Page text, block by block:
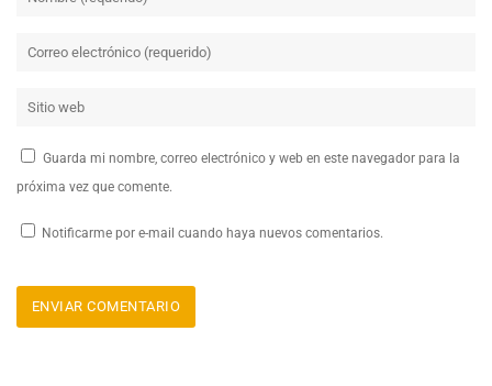
Guarda mi nombre, correo electrónico y web en este navegador para la
próxima vez que comente.
Notificarme por e-mail cuando haya nuevos comentarios.